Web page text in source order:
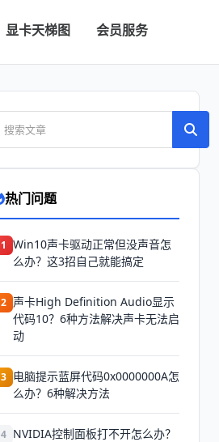
显卡天梯图 会员服务
热门问题
1 Win10声卡驱动正常但没声音怎
么办？这3招自己就能搞定
2 声卡High Definition Audio显示
代码10？6种方法解决声卡无法启
动
3 电脑提示蓝屏代码0x0000000A怎
么办？6种解决方法
4 NVIDIA控制面板打不开怎么办？